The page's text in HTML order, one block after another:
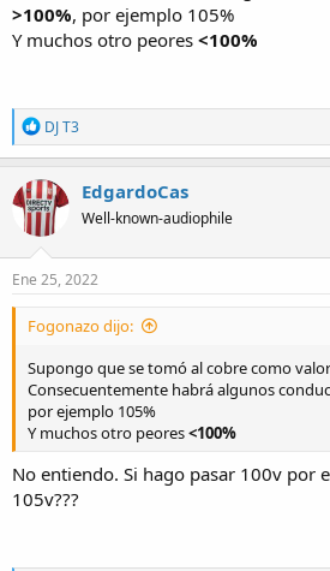
>100%, por ejemplo 105%
Y muchos otro peores <100%
R
e
a
c
t
i
o
n
s
DJ T3
EdgardoCas
Well-known-audiophile
Ene 25, 2022
Fogonazo dijo:
Supongo que se tomó al cobre como
Consecuentemente habrá algunos
por ejemplo 105%
Y muchos otro peores<100%
No entiendo. Si hago pasar 100v por
105v???